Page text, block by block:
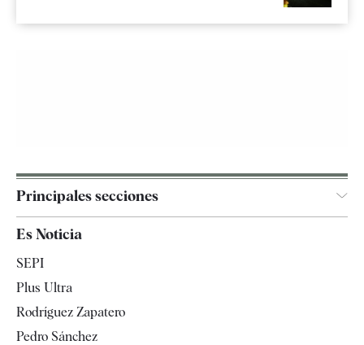
Principales secciones
Televisión
Es Noticia
SEPI
Plus Ultra
Rodríguez Zapatero
Pedro Sánchez